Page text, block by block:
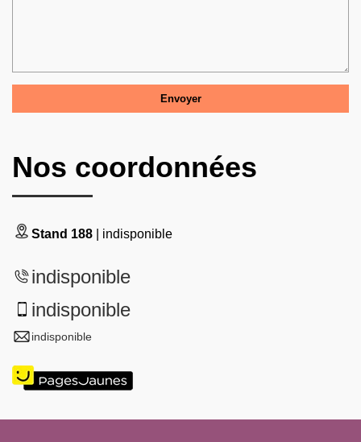
Nos coordonnées
Stand 188 | indisponible
indisponible
indisponible
indisponible